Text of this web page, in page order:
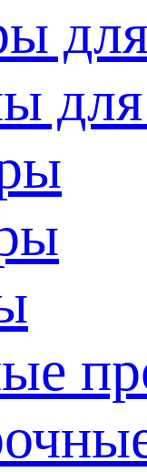
для